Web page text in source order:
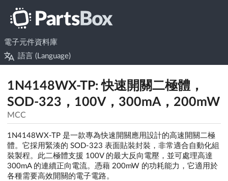
電子元件資料庫
語言 (Language)
1N4148WX-TP: 快速開關二極體，
SOD-323，100V，300mA，200mW
MCC
1N4148WX-TP 是一款專為快速開關應用設計的高速開關二極
體。它採用緊湊的 SOD-323 表面貼裝封裝，非常適合自動化組
裝製程。此二極體支援 100V 的最大反向電壓，並可處理高達
300mA 的連續正向電流。憑藉 200mW 的功耗能力，它適用於
各種需要高效開關的電子電路。